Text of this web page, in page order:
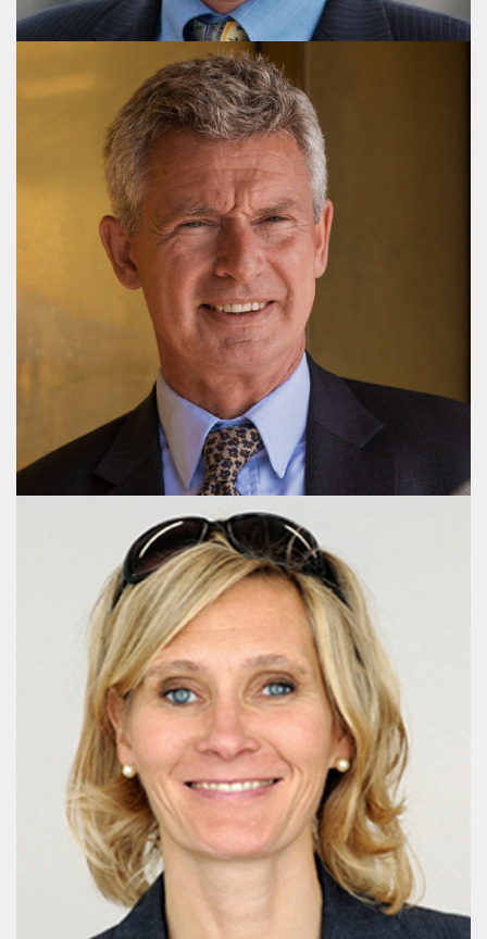
Hans Arne Kristiansen
Partner, M.Sc.(pol.)
hak@publicaffairsgroup.dk
Lena Sandberg-Mørch
Senior Advisor, LL.M. (Law)
+32 478 254 441
post@publicaffairsgroup.eu